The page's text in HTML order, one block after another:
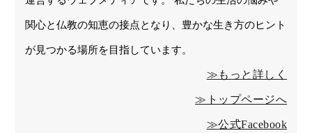
関心と仏教の知恵の接点となり、豊かな生き方のヒント
が見つかる場所を目指しています。
≫もっと詳しく
≫トップページへ
≫公式Facebook